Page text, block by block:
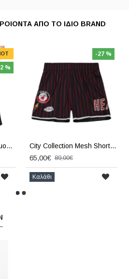
ΑΠΟ ΤΟ ΙΔΙΟ BRAND
%
Champion Ανδρική Βερμούδα Μαύρη
-27 %
City Collection Mesh Shorts Miami Heat black
65,00€ 89,00€
Καλάθι